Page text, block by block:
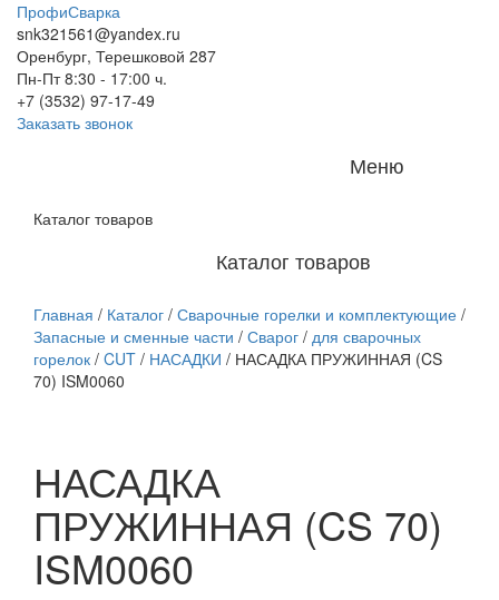
ПрофиСварка
snk321561@yandex.ru
Оренбург, Терешковой 287
Пн-Пт 8:30 - 17:00 ч.
+7 (3532) 97-17-49
Заказать звонок
Меню
Каталог товаров
Каталог товаров
Главная / Каталог / Сварочные горелки и комплектующие /
Запасные и сменные части / Сварог / для сварочных
горелок / CUT / НАСАДКИ / НАСАДКА ПРУЖИННАЯ (CS
70) ISM0060
НАСАДКА
ПРУЖИННАЯ (CS 70)
ISM0060